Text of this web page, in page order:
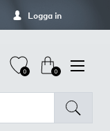
Logga in
0 0